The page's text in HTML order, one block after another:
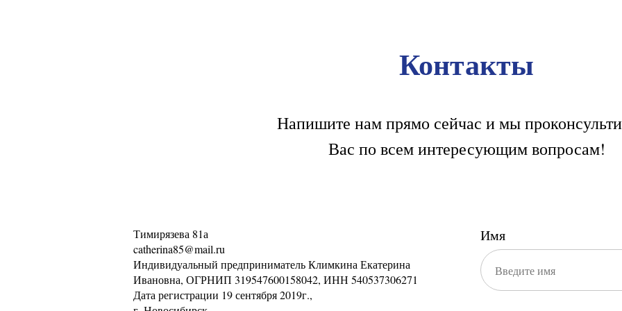
Контакты
Напишите нам прямо сейчас и мы
Вас по всем интересующим вопросам!
Тимирязева 81а
catherina85@mail.ru
Индивидуальный предприниматель Климкина Екатерина
Ивановна, ОГРНИП 319547600158042, ИНН 540537306271
Дата регистрации 19 сентября 2019г.,
Имя